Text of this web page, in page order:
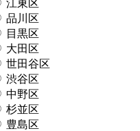
江東区
品川区
目黒区
大田区
世田谷区
渋谷区
中野区
杉並区
豊島区